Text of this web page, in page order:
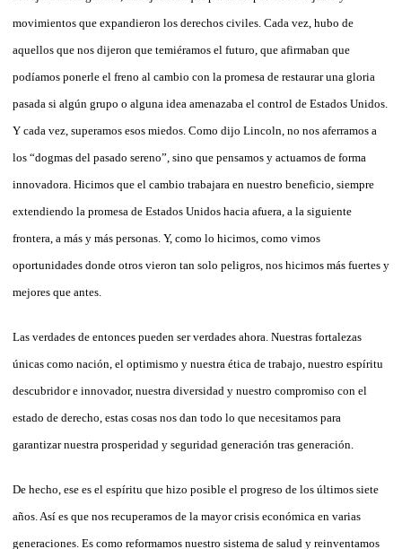
movimientos que expandieron los derechos civiles. Cada vez, hubo de
aquellos que nos dijeron que temiéramos el futuro, que afirmaban que
podíamos ponerle el freno al cambio con la promesa de restaurar una gloria
pasada si algún grupo o alguna idea amenazaba el control de Estados Unidos.
Y cada vez, superamos esos miedos. Como dijo Lincoln, no nos aferramos a
los “dogmas del pasado sereno”, sino que pensamos y actuamos de forma
innovadora. Hicimos que el cambio trabajara en nuestro beneficio, siempre
extendiendo la promesa de Estados Unidos hacia afuera, a la siguiente
frontera, a más y más personas. Y, como lo hicimos, como vimos
oportunidades donde otros vieron tan solo peligros, nos hicimos más fuertes y
mejores que antes.
Las verdades de entonces pueden ser verdades ahora. Nuestras fortalezas
únicas como nación, el optimismo y nuestra ética de trabajo, nuestro espíritu
descubridor e innovador, nuestra diversidad y nuestro compromiso con el
estado de derecho, estas cosas nos dan todo lo que necesitamos para
garantizar nuestra prosperidad y seguridad generación tras generación.
De hecho, ese es el espíritu que hizo posible el progreso de los últimos siete
años. Así es que nos recuperamos de la mayor crisis económica en varias
generaciones. Es como reformamos nuestro sistema de salud y reinventamos